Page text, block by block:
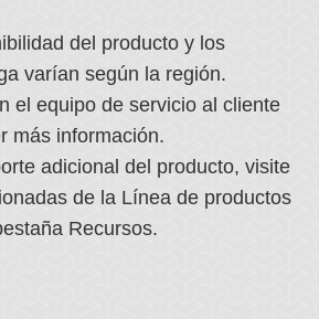
del producto y los
varían según la región.
el equipo de servicio al cliente
más información.
adicional del producto, visite
de la Línea de productos
Recursos.